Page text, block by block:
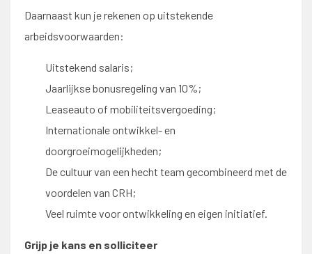
Daarnaast kun je rekenen op uitstekende
arbeidsvoorwaarden:
Uitstekend salaris;
Jaarlijkse bonusregeling van 10%;
Leaseauto of mobiliteitsvergoeding;
Internationale ontwikkel- en
doorgroeimogelijkheden;
De cultuur van een hecht team gecombineerd met de
voordelen van CRH;
Veel ruimte voor ontwikkeling en eigen initiatief.
Grijp je kans en solliciteer